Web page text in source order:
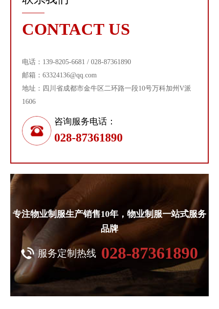
CONTACT US
电话：139-8205-6681 / 028-87361890
邮箱：63324136@qq.com
地址：四川省成都市金牛区二环路一段10号万科加州V派
1606
咨询服务电话：
028-87361890
专注物业制服生产销售10年，物业制服一站式服务
品牌
服务定制热线 028-87361890